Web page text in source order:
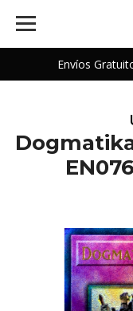
Envíos